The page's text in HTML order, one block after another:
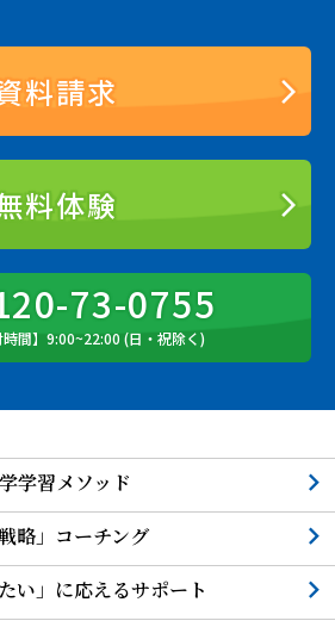
料請求
料体験
73-0755
時間】9:00~22:00 (日・祝除く)
学習メソッド
略」コーチング
い」に応えるサポート